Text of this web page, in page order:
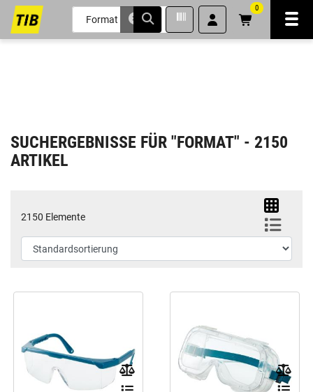
0
SUCHERGEBNISSE FÜR "FORMAT" - 2150
ARTIKEL
2150 Elemente